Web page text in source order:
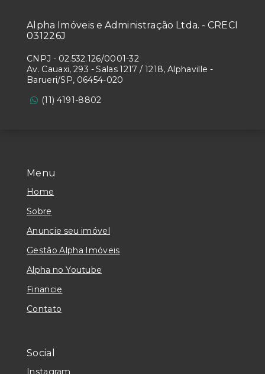
Menu
Home
Sobre
Anuncie seu imóvel
Gestão Alpha Imóveis
Alpha no Youtube
Financie
Contato
Social
Instagram
Alpha Imóveis e Administração Ltda. - CRECI
031226J
CNPJ - 02.532.126/0001-32
Av. Cauaxi, 293 - Salas 1217 / 1218, Alphaville -
Barueri/SP, 06454-020
(11) 4191-8802